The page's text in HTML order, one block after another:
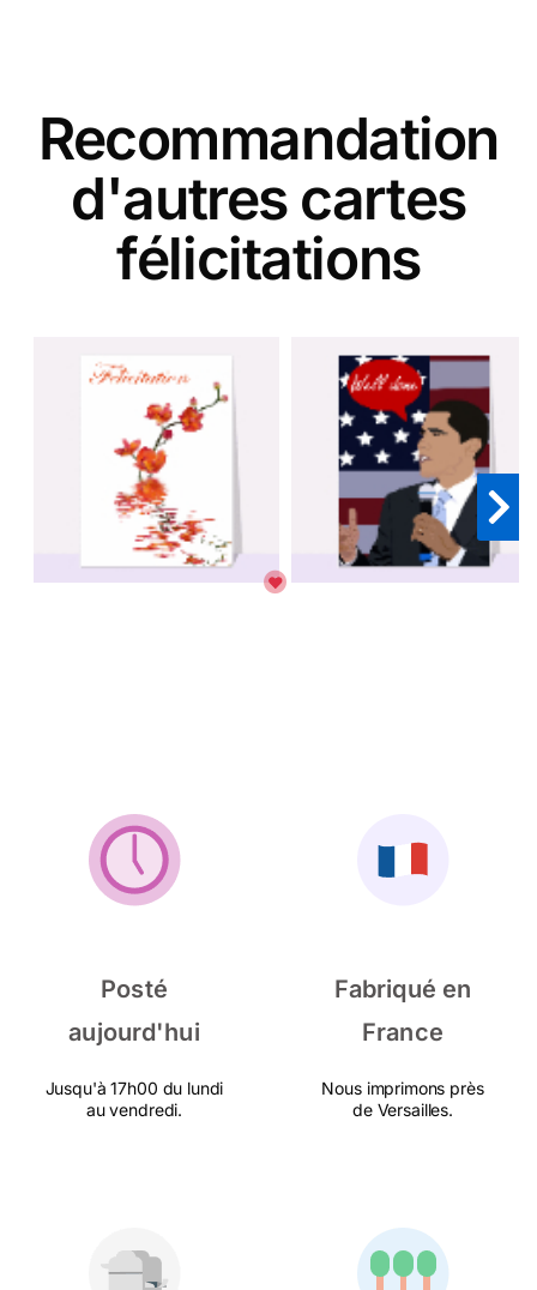
Recommandation
d'autres cartes
félicitations
Posté
aujourd'hui
Jusqu'à 17h00 du lundi
au vendredi.
Fabriqué en
France
Nous imprimons près
de Versailles.